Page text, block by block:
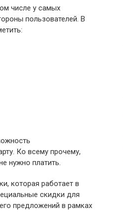
числе у самых
пользователей. В
Ко всему прочему,
нужно платить.
которая работает в
скидки для
предложений в рамках